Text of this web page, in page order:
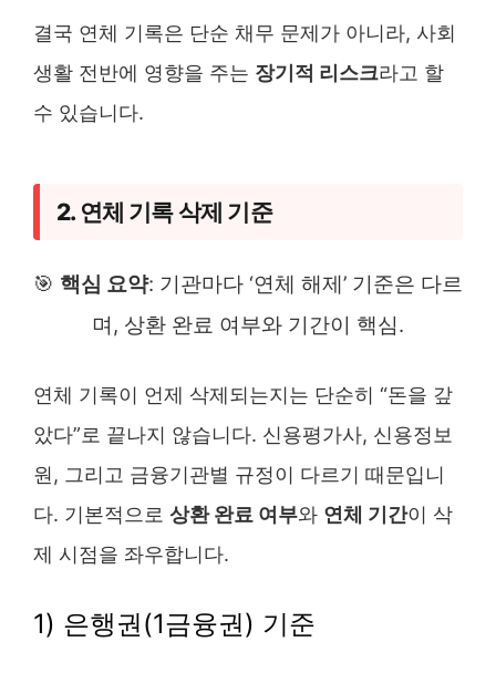
결국 연체 기록은 단순 채무 문제가 아니라, 사회
생활 전반에 영향을 주는 장기적 리스크라고 할
수 있습니다.
2. 연체 기록 삭제 기준
🎯 핵심 요약: 기관마다 ‘연체 해제’ 기준은 다르
며, 상환 완료 여부와 기간이 핵심.
연체 기록이 언제 삭제되는지는 단순히 “돈을 갚
았다”로 끝나지 않습니다. 신용평가사, 신용정보
원, 그리고 금융기관별 규정이 다르기 때문입니
다. 기본적으로 상환 완료 여부와 연체 기간이 삭
제 시점을 좌우합니다.
1) 은행권(1금융권) 기준